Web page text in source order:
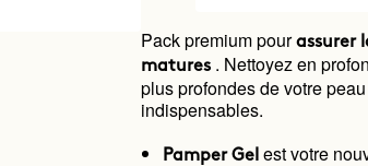
Pack premium pourassurer
matures . Nettoyez en
plus profondes de votre
indispensables.
Pamper Gel est votre